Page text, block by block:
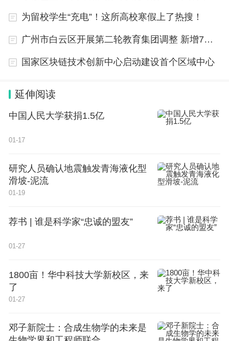
为留校学生“充电”！这所高校寒假上了热搜！
广州市白云区开展第二轮教育集团调整 新增7个教育集团和13个教育联盟
国家区块链技术创新中心启动建设首个区域中心
延伸阅读
中国人民大学获捐1.5亿
01-17
研究人员确认地震触发青海液化型
滑坡-泥流
01-19
荐书 | 谁是科学家“忠诚的盟友”
01-27
1800亩！华中科技大学新校区，来
了
01-27
邓子新院士：合成生物学的未来是